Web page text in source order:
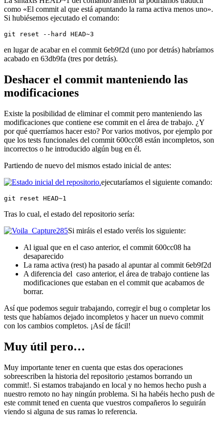
como «El commit al que está apuntando la rama activa menos uno».
Si hubiésemos ejecutado el comando:
git reset --hard HEAD~3
en lugar de acabar en el commit 6eb9f2d (uno por detrás) habríamos
acabado en 63db9fa (tres por detrás).
Deshacer el commit manteniendo las
modificaciones
Existe la posibilidad de eliminar el commit pero manteniendo las
modificaciones que contiene ese commit en el área de trabajo. ¿Y
por qué querríamos hacer esto? Por varios motivos, por ejemplo por
que los tests funcionales del commit 600cc08 están incompletos, son
incorrectos o he introducido algún bug en él.
Partiendo de nuevo del mismos estado inicial de antes:
ejecutaríamos el siguiente comando:
git reset HEAD~1
Tras lo cual, el estado del repositorio sería:
Si miráis el estado veréis los siguiente:
Al igual que en el caso anterior, el commit 600cc08 ha
desaparecido
La rama activa (rest) ha pasado al apuntar al commit 6eb9f2d
A diferencia del caso anterior, el área de trabajo contiene las
modificaciones que estaban en el commit que acabamos de
borrar.
Así que podemos seguir trabajando, corregir el bug o completar los
tests que habíamos dejado incompletos y hacer un nuevo commit
con los cambios completos. ¡Así de fácil!
Muy útil pero…
Muy importante tener en cuenta que estas dos operaciones
sobreescriben la historia del repositorio ¡estamos borrando un
commit!. Si estamos trabajando en local y no hemos hecho push a
nuestro remoto no hay ningún problema. Si ha habéis hecho push de
este commit tened en cuenta que vuestros compañeros lo seguirán
viendo si alguna de sus ramas lo referencia.